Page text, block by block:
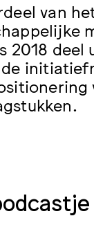
van
2018